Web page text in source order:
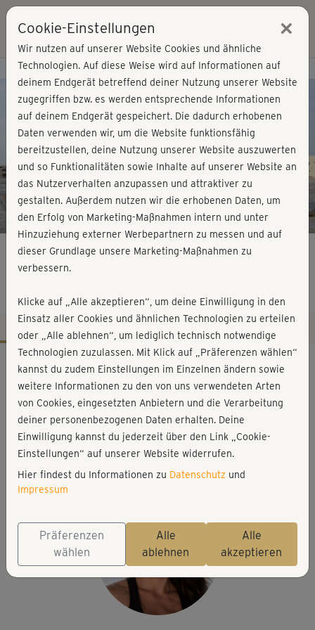
Play
Video
Kursvorschau - Jetzt mitmachen!
Split Training 7 - Rücken
Workout-Facts
mittelschwer
28 Min
114 kcal
Michaela Süßbauer
Matte
Cookie-Einstellungen ×
Wir nutzen auf unserer Website Cookies und ähnliche
Technologien. Auf diese Weise wird auf Informationen auf
deinem Endgerät betreffend deiner Nutzung unserer Website
zugegriffen bzw. es werden entsprechende Informationen
auf deinem Endgerät gespeichert. Die dadurch erhobenen
Daten verwenden wir, um die Website funktionsfähig
bereitzustellen, deine Nutzung unserer Website auszuwerten
und so Funktionalitäten sowie Inhalte auf unserer Website an
das Nutzerverhalten anzupassen und attraktiver zu
gestalten. Außerdem nutzen wir die erhobenen Daten, um
den Erfolg von Marketing-Maßnahmen intern und unter
Hinzuziehung externer Werbepartnern zu messen und auf
dieser Grundlage unsere Marketing-Maßnahmen zu
verbessern.
Klicke auf „Alle akzeptieren“, um deine Einwilligung in den
Einsatz aller Cookies und ähnlichen Technologien zu erteilen
oder „Alle ablehnen“, um lediglich technisch notwendige
Technologien zuzulassen. Mit Klick auf „Präferenzen wählen“
kannst du zudem Einstellungen im Einzelnen ändern sowie
weitere Informationen zu den von uns verwendeten Arten
von Cookies, eingesetzten Anbietern und die Verarbeitung
deiner personenbezogenen Daten erhalten. Deine
Einwilligung kannst du jederzeit über den Link „Cookie-
Einstellungen“ auf unserer Website widerrufen.
Hier findest du Informationen zu Datenschutz und
Impressum
Präferenzen
wählen
Alle
ablehnen
Alle
akzeptieren